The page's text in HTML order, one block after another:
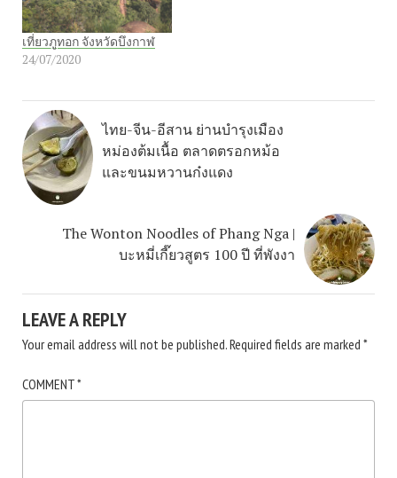
เที่ยวภูทอก จังหวัดบึงกาฬ
24/07/2020
ไทย-จีน-อีสาน ย่านบำรุงเมือง
หม่องต้มเนื้อ ตลาดตรอกหม้อ
และขนมหวานก๋งแดง
The Wonton Noodles of Phang Nga |
บะหมี่เกี๊ยวสูตร 100 ปี ที่พังงา
LEAVE A REPLY
Your email address will not be published.Required fields are marked *
COMMENT*